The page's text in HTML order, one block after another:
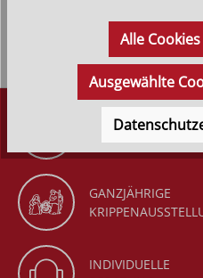
DÜRR KRIPPEN
SEIT 1977
GANZJÄHRIGE
INDIVIDUELLE
Alle
Ausgewählte